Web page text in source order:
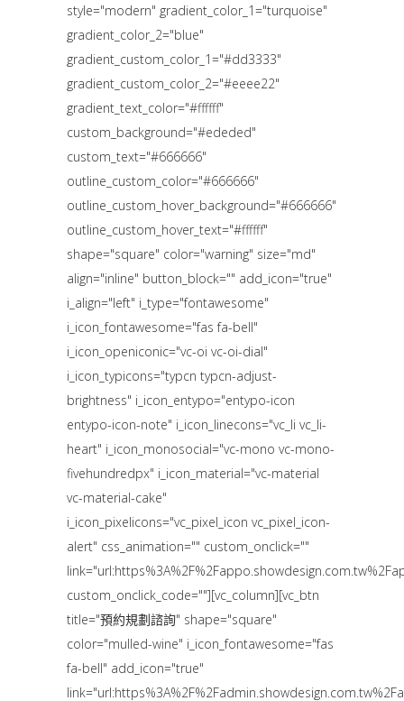
style="modern" gradient_color_1="turquoise"
gradient_color_2="blue"
gradient_custom_color_1="#dd3333"
gradient_custom_color_2="#eeee22"
gradient_text_color="#ffffff"
custom_background="#ededed"
custom_text="#666666"
outline_custom_color="#666666"
outline_custom_hover_background="#666666"
outline_custom_hover_text="#ffffff"
shape="square" color="warning" size="md"
align="inline" button_block="" add_icon="true"
i_align="left" i_type="fontawesome"
i_icon_fontawesome="fas fa-bell"
i_icon_openiconic="vc-oi vc-oi-dial"
i_icon_typicons="typcn typcn-adjust-
brightness" i_icon_entypo="entypo-icon
entypo-icon-note" i_icon_linecons="vc_li vc_li-
heart" i_icon_monosocial="vc-mono vc-mono-
fivehundredpx" i_icon_material="vc-material
vc-material-cake"
i_icon_pixelicons="vc_pixel_icon vc_pixel_icon-
alert" css_animation="" custom_onclick=""
custom_onclick_code=""][vc_column][vc_btn
title="預約規劃諮詢" shape="square"
color="mulled-wine" i_icon_fontawesome="fas
fa-bell" add_icon="true"